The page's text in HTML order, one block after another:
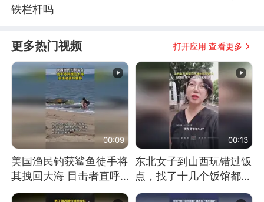
铁栏杆吗
更多热门视频 打开应用 查看更多
00:09
美国渔民钓获鲨鱼徒手将
其拽回大海 目击者直呼
震惊 （视频来源：参考
00:13
东北女子到山西玩错过饭
点，找了十几个饭馆都没
开门：午休到几点